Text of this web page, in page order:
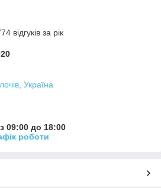
відгуків за рік
Україна
09:00 до 18:00
роботи